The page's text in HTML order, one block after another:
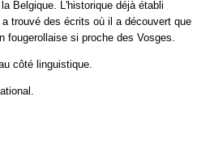
Belgique. L'historique déjà établi
trouvé des écrits où il a découvert que
fougerollaise si proche des Vosges.
côté linguistique.